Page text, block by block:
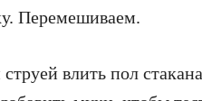
Перемешиваем.
влить пол